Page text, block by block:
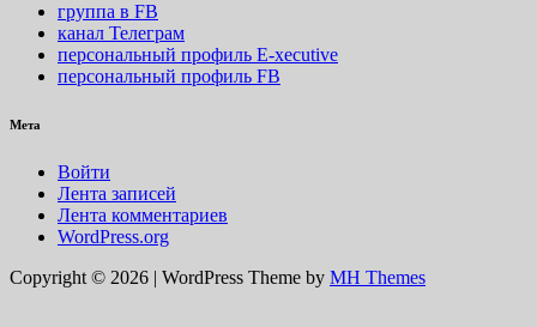
группа в FB
канал Телеграм
персональный профиль E-xecutive
персональный профиль FB
Мета
Войти
Лента записей
Лента комментариев
WordPress.org
Copyright © 2026 | WordPress Theme by MH Themes